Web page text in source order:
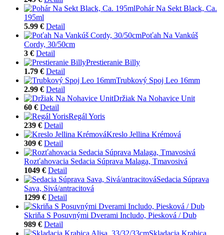
Pohár Na Sekt Black, Ca.
195ml
5.99 € Detail
Poťah Na Vankúš
Cordy, 30/50cm
3 € Detail
Prestieranie Billy
1.79 € Detail
Trubkový Spoj Leo 16mm
2.99 € Detail
Držiak Na Nohavice Unit
60 € Detail
Regál Yoris
239 € Detail
Kreslo Jellina Krémová
309 € Detail
Rozťahovacia Sedacia Súprava Malaga, Tmavosivá
1049 € Detail
Sedacia Súprava
Sava, Sivá/antracitová
1299 € Detail
Skriňa S Posuvnými Dverami Includo, Piesková / Dub
989 € Detail
Skladacia Krabica